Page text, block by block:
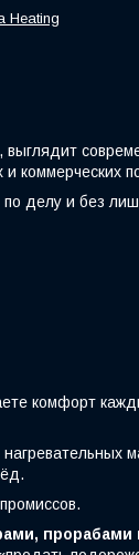
Heating
выглядит
коммерческих
делу и без
комфорт
нагревательных
прорабами